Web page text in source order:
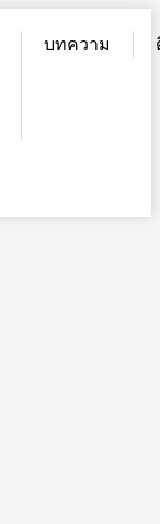
บทความ